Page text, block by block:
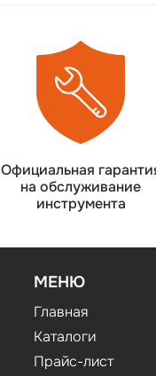
Официальная
на обслуживание
инструмента
МЕНЮ
Главная
Каталоги
Прайс-лист